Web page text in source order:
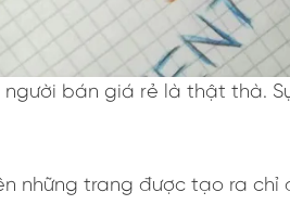
bán giá rẻ là thật thà.
những trang được tạo ra chỉ